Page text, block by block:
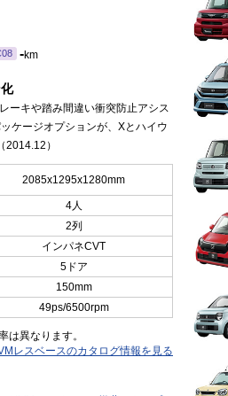
-km
ーキや踏み間違い衝突防止アシス
ケージオプションが、Xとハイウ
）
2085x1295x1280mm
4人
2列
インパネCVT
5ドア
150mm
49ps/6500rpm
異なります。
レスベースのカタログ情報を見る